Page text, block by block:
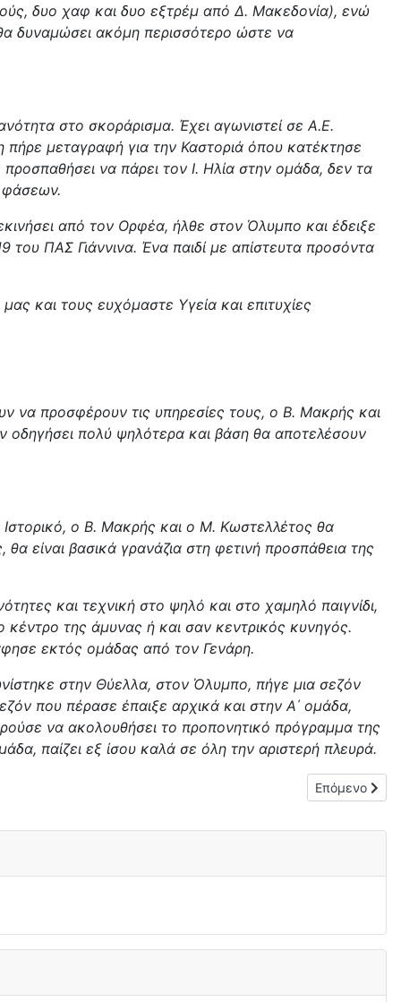
δυο χαφ και δυο εξτρέμ από Δ. Μακεδονία), ενώ
δυναμώσει ακόμη περισσότερο ώστε να
στο σκοράρισμα. Έχει αγωνιστεί σε Α.Ε.
πήρε μεταγραφή για την Καστοριά όπου κατέκτησε
να πάρει τον Ι. Ηλία στην ομάδα, δεν τα
φάσεων.
από τον Ορφέα, ήλθε στον Όλυμπο και έδειξε
ΠΑΣ Γιάννινα. Ένα παιδί με απίστευτα προσόντα
και τους ευχόμαστε Υγεία και επιτυχίες
να προσφέρουν τις υπηρεσίες τους, ο Β. Μακρής και
οδηγήσει πολύ ψηλότερα και βάση θα αποτελέσουν
Ιστορικό, ο Β. Μακρής και ο Μ. Κωστελλέτος θα
είναι βασικά γρανάζια στη φετινή προσπάθεια της
και τεχνική στο ψηλό και στο χαμηλό παιγνίδι,
κέντρο της άμυνας ή και σαν κεντρικός κυνηγός.
εκτός ομάδας από τον Γενάρη.
στην Θύελλα, στον Όλυμπο, πήγε μια σεζόν
που πέρασε έπαιξε αρχικά και στην Α΄ ομάδα,
να ακολουθήσει το προπονητικό πρόγραμμα της
παίζει εξ ίσου καλά σε όλη την αριστερή πλευρά.
Επόμενο
Επόμενο